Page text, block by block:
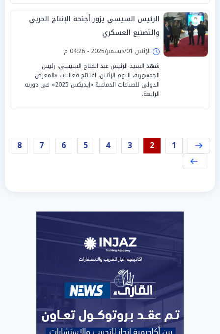
الرئيس السيسي يزور أجنحة الإنتاج الحربي
والتصنيع العسكري
الإثنين 01/ديسمبر/2025 - 04:26 م
شهد السيد الرئيس عبد الفتاح السيسي، رئيس
الجمهورية، اليوم الإثنين، افتتاح فعاليات «المعرض
الدولي للصناعات الدفاعية «إيديكس 2025» في دورته
الرابعة.
1
2
3
4
5
6
7
8